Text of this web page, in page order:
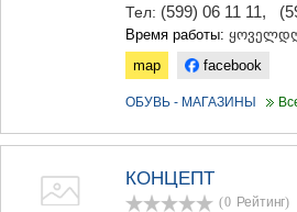
Тел: (599) 06 11 11,
Время работы:
map
facebook
ОБУВЬ - МАГАЗИНЫ Все
КОНЦЕПТ
(0 Рейтинг)